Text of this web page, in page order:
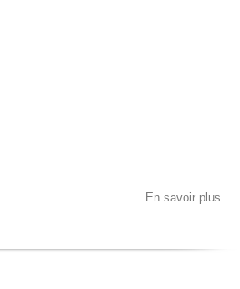
En savoir plus